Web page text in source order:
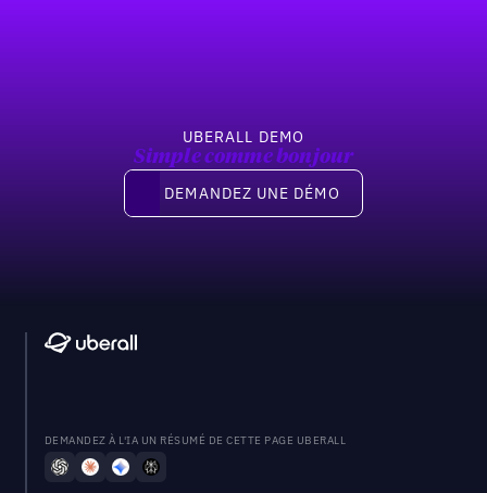
UBERALL DEMO
Simple comme bonjour
Demandez une démo
DEMANDEZ UNE DÉMO
DEMANDEZ À L'IA UN RÉSUMÉ DE CETTE PAGE UBERALL